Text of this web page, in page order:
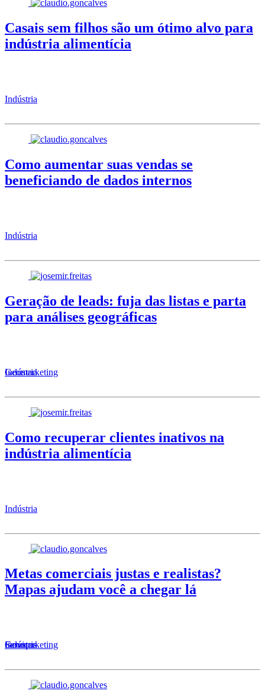
Casais sem filhos são um ótimo alvo para
indústria alimentícia
Indústria
Como aumentar suas vendas se
beneficiando de dados internos
Indústria
Geração de leads: fuja das listas e parta
para análises geográficas
Geomarketing
Indústria
Como recuperar clientes inativos na
indústria alimentícia
Indústria
Metas comerciais justas e realistas?
Mapas ajudam você a chegar lá
Serviços
Geomarketing
Indústria